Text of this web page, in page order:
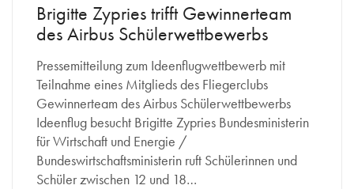
Brigitte Zypries trifft Gewinnerteam
des Airbus Schülerwettbewerbs
Pressemitteilung zum Ideenflugwettbewerb mit
Teilnahme eines Mitglieds des Fliegerclubs
Gewinnerteam des Airbus Schülerwettbewerbs
Ideenflug besucht Brigitte Zypries Bundesministerin
für Wirtschaft und Energie /
Bundeswirtschaftsministerin ruft Schülerinnen und
Schüler zwischen 12 und 18…